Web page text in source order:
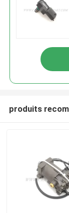
produits